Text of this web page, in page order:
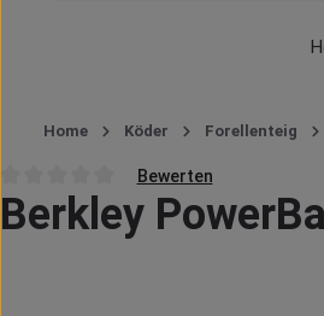
Home Köder Forellenteig
Durchschnittliche Bewertung von 0 von
Bewerten
Berkley